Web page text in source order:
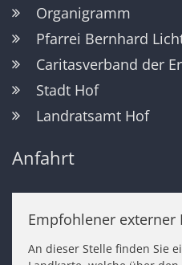
Organigramm
Pfarrei Bernhard
Caritasverband der
Stadt Hof
Landratsamt Hof
Anfahrt
Empfohlener externer
An dieser Stelle finden Sie